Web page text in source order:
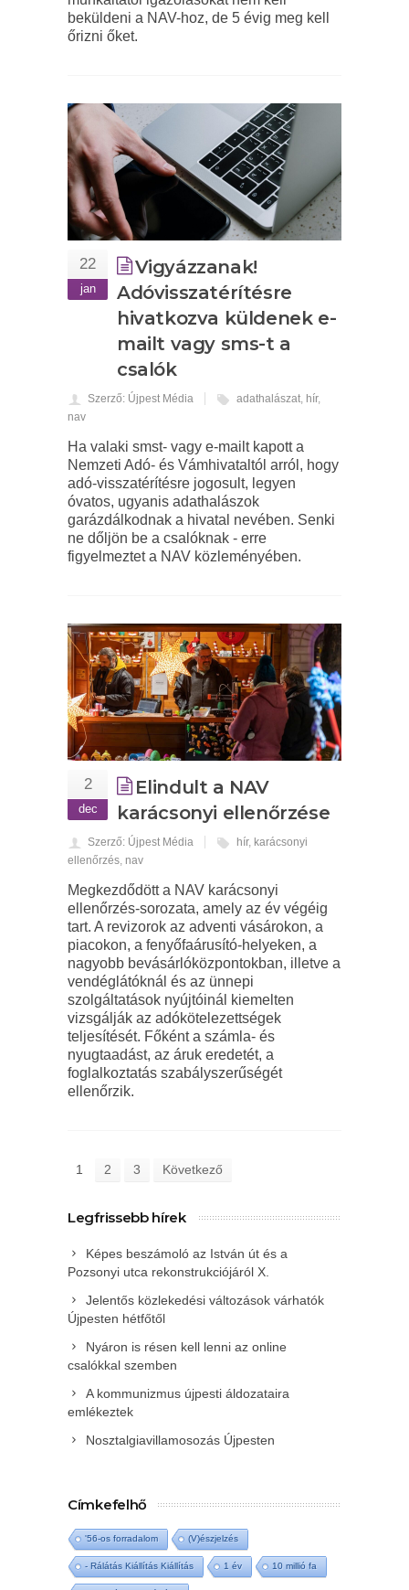
beküldeni a NAV-hoz, de 5 évig meg kell
őrizni őket.
22
jan
Vigyázzanak!
Adóvisszatérítésre
hivatkozva küldenek e-
mailt vagy sms-t a
csalók
Szerző: Újpest Média adathalászat, hír,
nav
Ha valaki smst- vagy e-mailt kapott a
Nemzeti Adó- és Vámhivataltól arról, hogy
adó-visszatérítésre jogosult, legyen
óvatos, ugyanis adathalászok
garázdálkodnak a hivatal nevében. Senki
ne dőljön be a csalóknak - erre
figyelmeztet a NAV közleményében.
2
dec
Elindult a NAV
karácsonyi ellenőrzése
Szerző: Újpest Média hír, karácsonyi
ellenőrzés, nav
Megkezdődött a NAV karácsonyi
ellenőrzés-sorozata, amely az év végéig
tart. A revizorok az adventi vásárokon, a
piacokon, a fenyőfaárusító-helyeken, a
nagyobb bevásárlóközpontokban, illetve a
vendéglátóknál és az ünnepi
szolgáltatások nyújtóinál kiemelten
vizsgálják az adókötelezettségek
teljesítését. Főként a számla- és
nyugtaadást, az áruk eredetét, a
foglalkoztatás szabályszerűségét
ellenőrzik.
1 2 3 Következő
Legfrissebb hírek
Képes beszámoló az István út és a
Pozsonyi utca rekonstrukciójáról X.
Jelentős közlekedési változások várhatók
Újpesten hétfőtől
Nyáron is résen kell lenni az online
csalókkal szemben
A kommunizmus újpesti áldozataira
emlékeztek
Nosztalgiavillamosozás Újpesten
Címkefelhő
'56-os forradalom (V)észjelzés
- Rálátás Kiállítás Kiállítás 1 év 10 millió fa